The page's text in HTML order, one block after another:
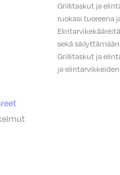
Grillitaskut ja
ruokasi tuoreena
sekä
Grillitaskut ja
ja